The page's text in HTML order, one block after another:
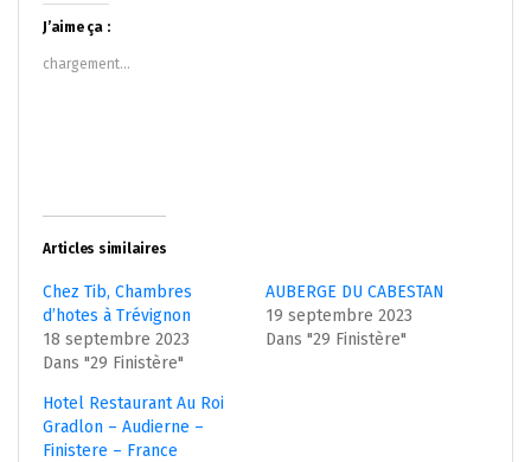
Twitter(ouvre
dans
une
nouvelle
fenêtre)
J’aime ça :
chargement…
Articles similaires
Chez Tib, Chambres
d’hotes à Trévignon
18 septembre 2023
Dans "29 Finistère"
AUBERGE DU CABESTAN
19 septembre 2023
Dans "29 Finistère"
Hotel Restaurant Au Roi
Gradlon – Audierne –
Finistere – France